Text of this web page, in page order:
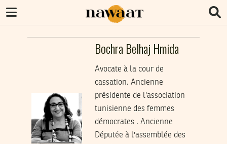
Bochra Belhaj Hmida
Avocate à la cour de
cassation. Ancienne
présidente de l'association
tunisienne des femmes
démocrates . Ancienne
Députée à l'assemblée des